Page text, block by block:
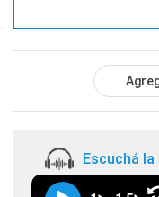
Escuchá